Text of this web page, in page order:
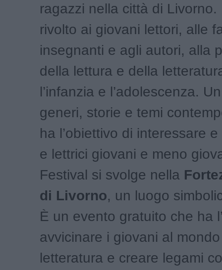
ragazzi nella città di Livorno.
rivolto ai giovani lettori, alle
insegnanti e agli autori, alla
della lettura e della
l’infanzia e l’adolescenza.
generi, storie e temi
ha l’obiettivo di interessare
e lettrici giovani e meno
Festival si svolge nella
di Livorno, un luogo
È un evento gratuito che ha
avvicinare i giovani al
letteratura e creare legami